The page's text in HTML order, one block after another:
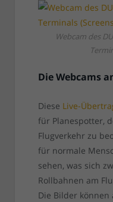
Webcam des
Die Webcams
Diese Live-
für Planespotter,
Flugverkehr zu
für normale
sehen, was sich
Rollbahnen am
Die Bilder